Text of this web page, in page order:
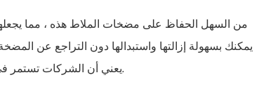
من السهل الحفاظ على مضخات الملاط هذه ، مما
يمكنك بسهولة إزالتها واستبدالها دون التراجع عن
يعني أن الشركات تستمر في العمل بسلاسة وتواجه انقطاعًا أقل ، مما يؤدي إلى زيادة الكفاءة وأقل أموال تنفق.